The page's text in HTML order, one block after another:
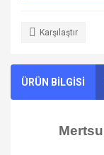
Karşılaştır
ÜRÜN BİLGİSİ